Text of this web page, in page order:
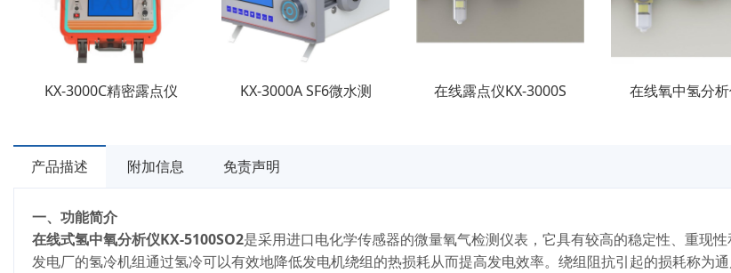
KX-3000C精密露点仪 KX-3000A SF6微水测 在线露点仪KX-3000S 在线氧中氢分
产品描述 附加信息 免责声明
一、功能简介
在线式氢中氧分析仪KX-5100SO2是采用进口电化学传感器的微量氧气检测仪表，它具有较高的稳定性、重现性
发电厂的氢冷机组通过氢冷可以有效地降低发电机绕组的热损耗从而提高发电效率。绕组阻抗引起的损耗称为